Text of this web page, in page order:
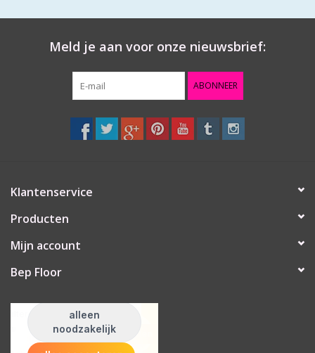
Meld je aan voor onze nieuwsbrief:
ABONNEER
Klantenservice
Producten
Mijn account
Bep Floor